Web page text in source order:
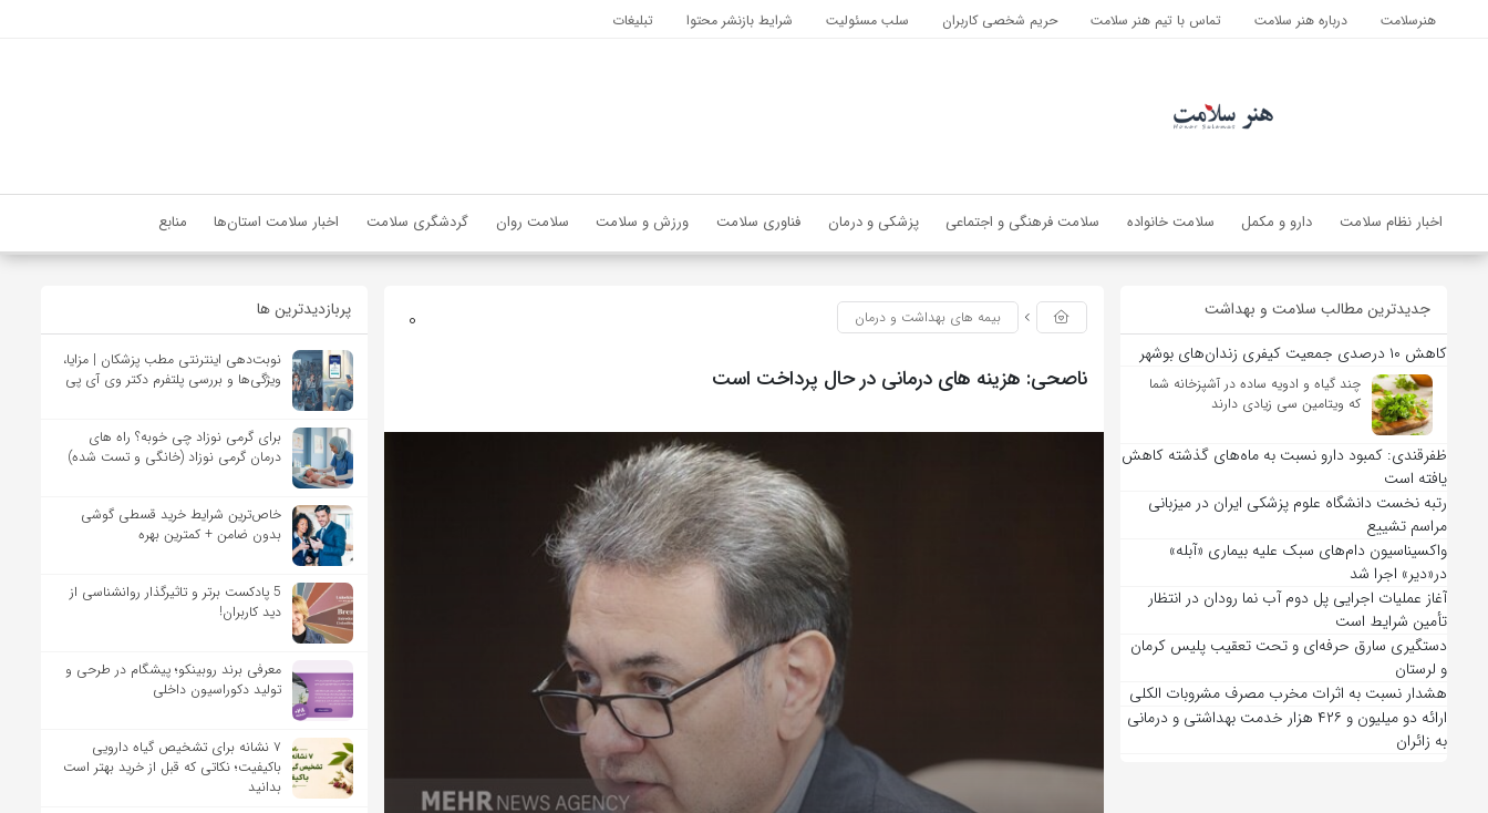
هنرسلامت درباره هنر سلامت تماس با تیم هنر سلامت حریم شخصی کاربران سلب مسئولیت شرایط بازنشر محتوا تبلیغات
اخبار نظام سلامت دارو و مکمل سلامت خانواده سلامت فرهنگی و اجتماعی پزشکی و درمان فناوری سلامت ورزش و سلامت سلامت روان گردشگری سلامت اخبار سلامت استان‌ها منابع
جدیدترین مطالب سلامت و بهداشت
کاهش ۱۰ درصدی جمعیت کیفری زندان‌های بوشهر
چند گیاه و ادویه ساده در آشپزخانه شما
که ویتامین سی زیادی دارند
ظفرقندی: کمبود دارو نسبت به ماه‌های گذشته کاهش
یافته است
رتبه نخست دانشگاه علوم پزشکی ایران در میزبانی
مراسم تشییع
واکسیناسیون دام‌های سبک علیه بیماری «آبله»
در«دیر» اجرا شد
آغاز عملیات اجرایی پل دوم آب نما رودان در انتظار
تأمین شرایط است
دستگیری سارق حرفه‌ای و تحت تعقیب پلیس کرمان
و لرستان
هشدار نسبت به اثرات مخرب مصرف مشروبات الکلی
ارائه دو میلیون و ۴۲۶ هزار خدمت بهداشتی و درمانی
به زائران
0 بیمه های بهداشت و درمان
ناصحی: هزینه های درمانی در حال پرداخت است
پربازدیدترین ها
نوبت‌دهی اینترنتی مطب پزشکان | مزایا،
ویژگی‌ها و بررسی پلتفرم دکتر وی آی پی
برای گرمی نوزاد چی خوبه؟ راه های
درمان گرمی نوزاد (خانگی و تست شده)
خاص‌ترین شرایط خرید قسطی گوشی
بدون ضامن + کمترین بهره
5 پادکست برتر و تاثیرگذار روانشناسی از
دید کاربران!
معرفی برند روبینکو؛ پیشگام در طرحی و
تولید دکوراسیون داخلی
۷ نشانه برای تشخیص گیاه دارویی
باکیفیت؛ نکاتی که قبل از خرید بهتر است
بدانید